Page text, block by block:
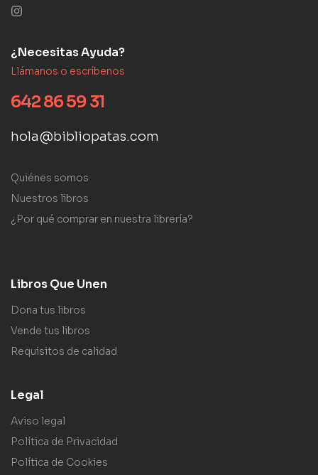
¿Necesitas Ayuda?
Llámanos o escríbenos
642 86 59 31
hola@bibliopatas.com
Quiénes somos
Nuestros libros
¿Por qué comprar en nuestra librería?
Libros Que Unen
Dona tus libros
Vende tus libros
Requisitos de calidad
Legal
Aviso legal
Política de Privacidad
Política de Cookies